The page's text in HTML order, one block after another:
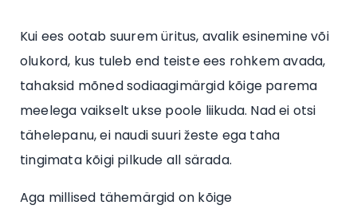
Kui ees ootab suurem üritus, avalik esinemine või
olukord, kus tuleb end teiste ees rohkem avada,
tahaksid mõned sodiaagimärgid kõige parema
meelega vaikselt ukse poole liikuda. Nad ei otsi
tähelepanu, ei naudi suuri žeste ega taha
tingimata kõigi pilkude all särada.
Aga millised tähemärgid on kõige